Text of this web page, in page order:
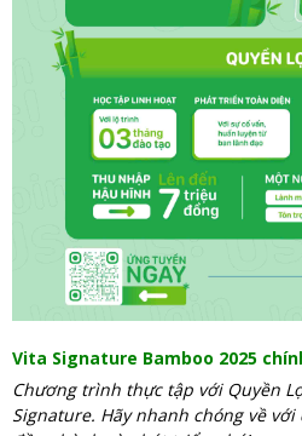
Vita Signature Bamboo 2025
Chương trình thực tập với Quyền
Signature. Hãy nhanh chóng về